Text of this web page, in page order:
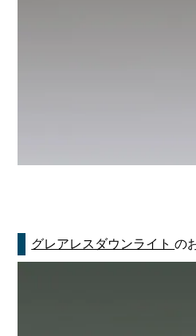
グレアレスダウンライトの